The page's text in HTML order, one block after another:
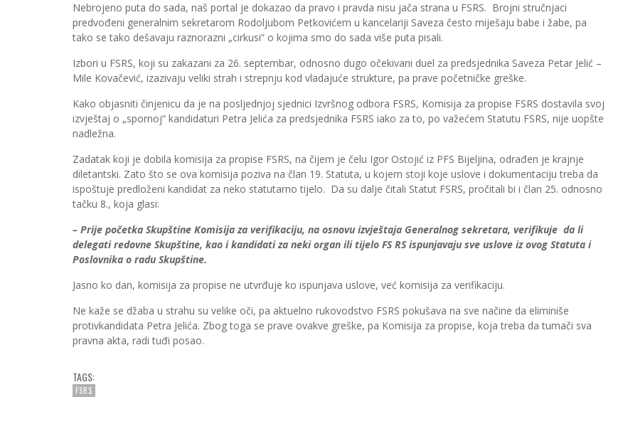
Nebrojeno puta do sada, naš portal je dokazao da pravo i pravda nisu jača strana u FSRS. Brojni stručnjaci
predvođeni generalnim sekretarom Rodoljubom Petkovićem u kancelariji Saveza često miješaju babe i žabe, pa
tako se tako dešavaju raznorazni „cirkusi“ o kojima smo do sada više puta pisali.
Izbori u FSRS, koji su zakazani za 26. septembar, odnosno dugo očekivani duel za predsjednika Saveza Petar Jelić –
Mile Kovačević, izazivaju veliki strah i strepnju kod vladajuće strukture, pa prave početničke greške.
Kako objasniti činjenicu da je na posljednjoj sjednici Izvršnog odbora FSRS, Komisija za propise FSRS dostavila svoj
izvještaj o „spornoj“ kandidaturi Petra Jelića za predsjednika FSRS iako za to, po važećem Statutu FSRS, nije uopšte
nadležna.
Zadatak koji je dobila komisija za propise FSRS, na čijem je čelu Igor Ostojić iz PFS Bijeljina, odrađen je krajnje
diletantski. Zato što se ova komisija poziva na član 19. Statuta, u kojem stoji koje uslove i dokumentaciju treba da
ispoštuje predloženi kandidat za neko statutarno tijelo. Da su dalje čitali Statut FSRS, pročitali bi i član 25. odnosno
tačku 8., koja glasi:
– Prije početka Skupštine Komisija za verifikaciju, na osnovu izvještaja Generalnog sekretara, verifikuje da li
delegati redovne Skupštine, kao i kandidati za neki organ ili tijelo FS RS ispunjavaju sve uslove iz ovog Statuta i
Poslovnika o radu Skupštine.
Jasno ko dan, komisija za propise ne utvrđuje ko ispunjava uslove, već komisija za verifikaciju.
Ne kaže se džaba u strahu su velike oči, pa aktuelno rukovodstvo FSRS pokušava na sve načine da eliminiše
protivkandidata Petra Jelića. Zbog toga se prave ovakve greške, pa Komisija za propise, koja treba da tumači sva
pravna akta, radi tuđi posao.
TAGS:
FSRS